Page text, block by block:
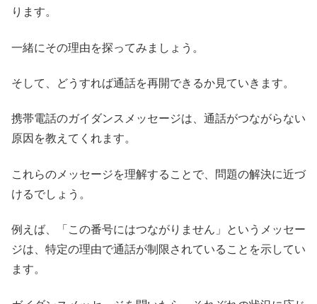
ります。
一緒にその理由を探ってみましょう。
そして、どうすれば通話を再開できるか見ていきます。
携帯電話のガイダンスメッセージは、通話がつながらない
原因を教えてくれます。
これらのメッセージを理解することで、問題の解決に近づ
けるでしょう。
例えば、「この番号にはつながりません」というメッセー
ジは、特定の理由で通話が制限されていることを示してい
ます。